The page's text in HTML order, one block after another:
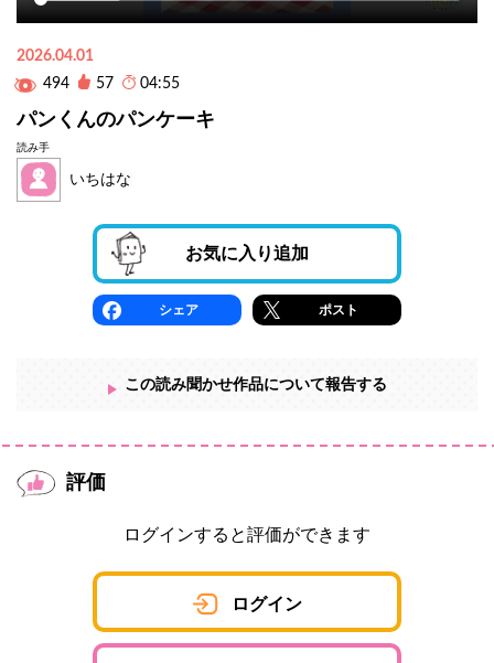
2026.04.01
494
57 04:55
パンくんのパンケーキ
読み手
いちはな♩
お気に入り追加
シェア ポスト
この読み聞かせ作品について報告する
評価
ログインすると評価ができます
ログイン